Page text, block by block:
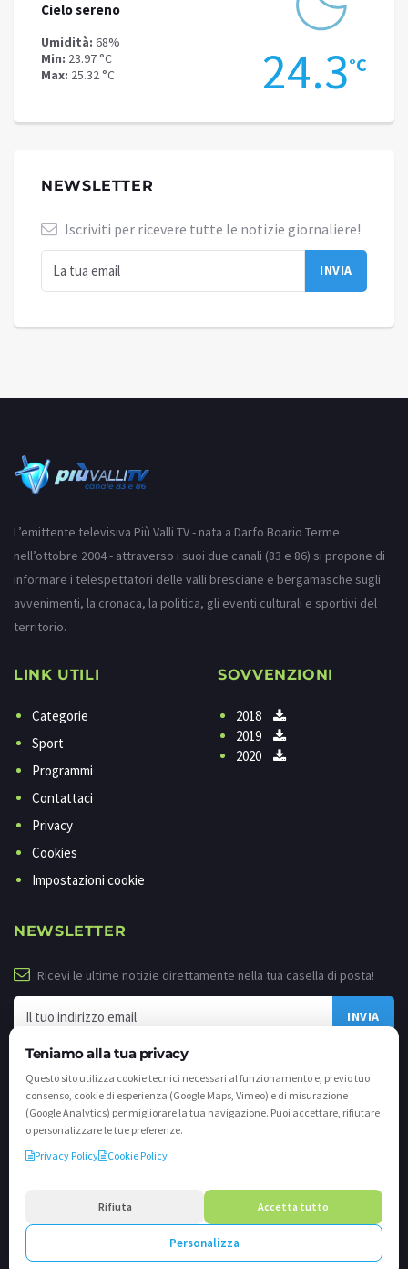
Teniamo alla tua privacy
Questo sito utilizza cookie tecnici necessari al funzionamento e, previo tuo
consenso, cookie di esperienza (Google Maps, Vimeo) e di misurazione
(Google Analytics) per migliorare la tua navigazione. Puoi accettare, rifiutare
o personalizzare le tue preferenze.
Privacy Policy
Cookie Policy
Personalizza
Rifiuta Accetta tutto
Cielo sereno
Umidità: 68%
Min: 23.97 °C
Max: 25.32 °C 24.3°C
NEWSLETTER
Iscriviti per ricevere tutte le notizie giornaliere!
L’emittente televisiva Più Valli TV - nata a Darfo Boario Terme
nell’ottobre 2004 - attraverso i suoi due canali (83 e 86) si propone di
informare i telespettatori delle valli bresciane e bergamasche sugli
avvenimenti, la cronaca, la politica, gli eventi culturali e sportivi del
territorio.
LINK UTILI
Categorie
Sport
Programmi
Contattaci
Privacy
Cookies
Impostazioni cookie
SOVVENZIONI
2018
2019
2020
NEWSLETTER
Ricevi le ultime notizie direttamente nella tua casella di posta!
Darfo Boario Terme (Bs) P.IVA e C.F. 02539810982 - REA / CCIAA (Bs) n. 458309
cap. soc. €894.900,00 i.v.
Crea.one